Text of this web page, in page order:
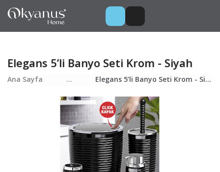
Elegans 5’li Banyo Seti Krom - Siyah
Ana Sayfa ... Elegans 5’li Banyo Seti Krom - Siyah